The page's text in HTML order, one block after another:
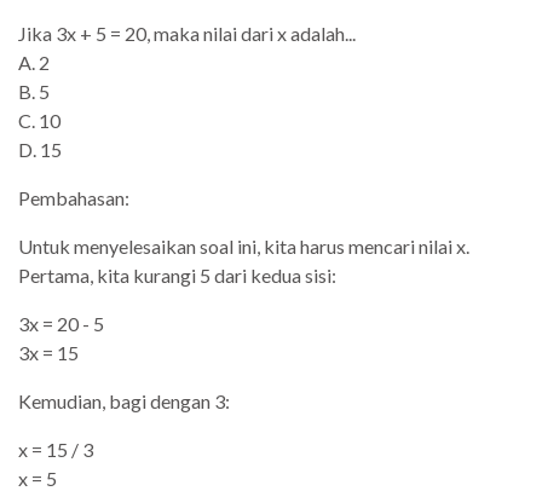
Jika 3x + 5 = 20, maka nilai dari x adalah...
A. 2
B. 5
C. 10
D. 15
Pembahasan:
Untuk menyelesaikan soal ini, kita harus mencari nilai x.
Pertama, kita kurangi 5 dari kedua sisi:
3x = 20 - 5
3x = 15
Kemudian, bagi dengan 3:
x = 15 / 3
x = 5